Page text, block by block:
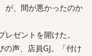
が、間が悪かったのか
ゼントを開けた。
声、店員GJ。「付け